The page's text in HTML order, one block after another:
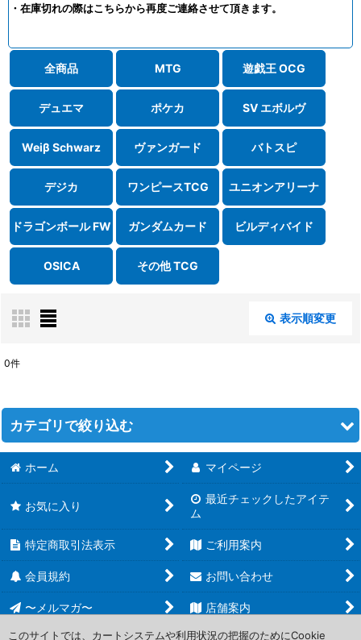
・在庫切れの際はこちらから再度ご連絡させて頂きます。
全商品 MTG 遊戯王 OCG
デュエマ ポケカ SV エボルヴ
Weiβ Schwarz ヴァンガード バトスピ
デジカ ワンピースTCG ユニオンアリーナ
ドラゴンボール FW ガンダムカード ビルディバイド
OSICA その他 TCG
表示順変更
在庫あり
並び順:
絞り込む
0件
カテゴリで絞り込む
予約商品 (全商品)
マジック：ザ・ギャザリング
ポケモン関連商品
遊戯王 OCG
デュエルマスターズ
ホーム マイページ
お気に入り
最近チェックしたアイテ
ム
特定商取引法表示 ご利用案内
会員規約 お問い合わせ
〜メルマガ〜 店舗案内
このサイトでは、カートシステムや利用状況の把握のためにCookie